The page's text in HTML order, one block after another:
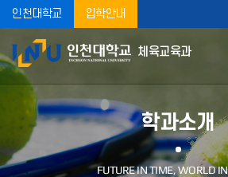
인천대학교 입학안내
체육교육과
학과소개